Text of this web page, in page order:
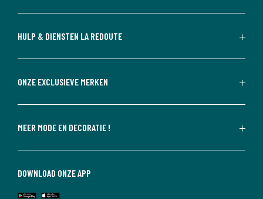
HULP & DIENSTEN LA REDOUTE
ONZE EXCLUSIEVE MERKEN
MEER MODE EN DECORATIE !
DOWNLOAD ONZE APP